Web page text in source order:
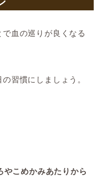
血の巡りが良くなる
習慣にしましょう。
こめかみあたりから